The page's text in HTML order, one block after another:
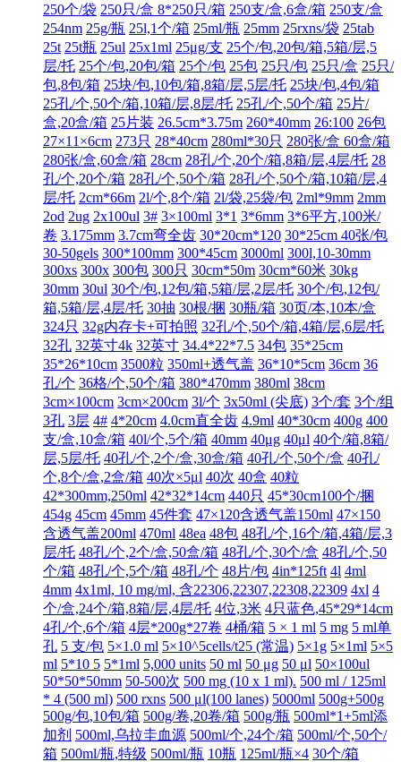
250个/袋 250只/盒 8*250只/箱 250支/盒,6盒/箱 250支/盒
254nm 25g/瓶 25l,1个/箱 25ml/瓶 25mm 25rxns/袋 25tab
25t 25t瓶 25ul 25x1ml 25μg/支 25个/包,20包/箱,5箱/层,5
层/托 25个/包,20包/箱 25个/包 25包 25只/包 25只/盒 25只/
包,8包/箱 25块/包,10包/箱,8箱/层,5层/托 25块/包,4包/箱
25孔/个,50个/箱,10箱/层,8层/托 25孔/个,50个/箱 25片/
盒,20盒/箱 25片装 26.5cm*3.75m 260*40mm 26:100 26包
27×11×6cm 273只 28*40cm 280ml*30只 280张/盒 60盒/箱
280张/盒,60盒/箱 28cm 28孔/个,20个/箱,8箱/层,4层/托 28
孔/个,20个/箱 28孔/个,50个/箱 28孔/个,50个/箱,10箱/层,4
层/托 2cm*66m 2l/个,8个/箱 2l/袋,25袋/包 2ml*9mm 2mm
2od 2ug 2x100ul 3# 3×100ml 3*1 3*6mm 3*6平方,100米/
卷 3.175mm 3.7cm弯全齿 30*20cm*120 30*25cm 40张/包
30-50gels 300*100mm 300*45cm 3000ml 300l,10-30mm
300xs 300x 300包 300只 30cm*50m 30cm*60米 30kg
30mm 30ul 30个/包,12包/箱,5箱/层,2层/托 30个/包,12包/
箱,5箱/层,4层/托 30抽 30根/捆 30瓶/箱 30页/本,10本/盒
324只 32g内存卡+可拍照 32孔/个,50个/箱,4箱/层,6层/托
32孔 32英寸4k 32英寸 34.4*22*7.5 34包 35*25cm
35*26*10cm 3500粒 350ml+透气盖 36*10*5cm 36cm 36
孔/个 36格/个,50个/箱 380*470mm 380ml 38cm
3cm×100cm 3cm×200cm 3l/个 3x50ml (尖底) 3个/套 3个/组
3孔 3层 4# 4*20cm 4.0cm直全齿 4.9ml 40*30cm 400g 400
支/盒,10盒/箱 40l/个,5个/箱 40mm 40μg 40μl 40个/箱,8箱/
层,5层/托 40孔/个,2个/盒,30盒/箱 40孔/个,50个/盒 40孔/
个,8个/盒,2盒/箱 40次×5μl 40次 40盒 40粒
42*300mm,250ml 42*32*14cm 440只 45*30cm100个/捆
454g 45cm 45mm 45件套 47×120含透气盖150ml 47×150
含透气盖200ml 470ml 48ea 48包 48孔/个,16个/箱,4箱/层,3
层/托 48孔/个,2个/盒,50盒/箱 48孔/个,30个/盒 48孔/个,50
个/箱 48孔/个,5个/箱 48孔/个 48片/包 4in*125ft 4l 4ml
4mm 4x1ml, 10 mg/ml, 含22306,22307,22308,22309 4xl 4
个/盒,24个/箱,8箱/层,4层/托 4位,3米 4只蓝色,45*29*14cm
4孔/个,6个/箱 4层*200g*27卷 4桶/箱 5 × 1 ml 5 mg 5 ml单
孔 5 支/包 5×1.0 ml 5×10^5cells/t25 (常温) 5×1g 5×1ml 5×5
ml 5*10 5 5*1ml 5,000 units 50 ml 50 μg 50 μl 50×100ul
50*50*50mm 50-500次 500 mg (10 x 1 ml). 500 ml / 125ml
* 4 (500 ml) 500 rxns 500 μl(100 lanes) 5000ml 500g+500g
500g/包,10包/箱 500g/卷,20卷/箱 500g/瓶 500ml*1+5ml添
加剂 500ml,乌拉圭血源 500ml/个,24个/箱 500ml/个,50个/
箱 500ml/瓶,特级 500ml/瓶 10瓶 125ml/瓶×4 30个/箱